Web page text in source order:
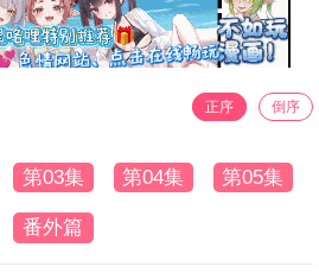
正序 倒序
第03集 第04集 第05集
番外篇